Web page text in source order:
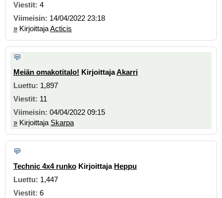
4
14/04/2022 23:18
» KirjoittajaActicis
Meiän omakotitalo! KirjoittajaAkarri
1,897
11
04/04/2022 09:15
» Kirjoittaja Skarpa
Technic 4x4 runko Kirjoittaja Heppu
1,447
6